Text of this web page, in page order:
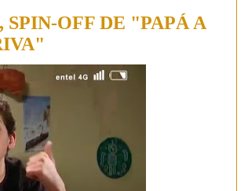
OFF DE "PAPÁ A